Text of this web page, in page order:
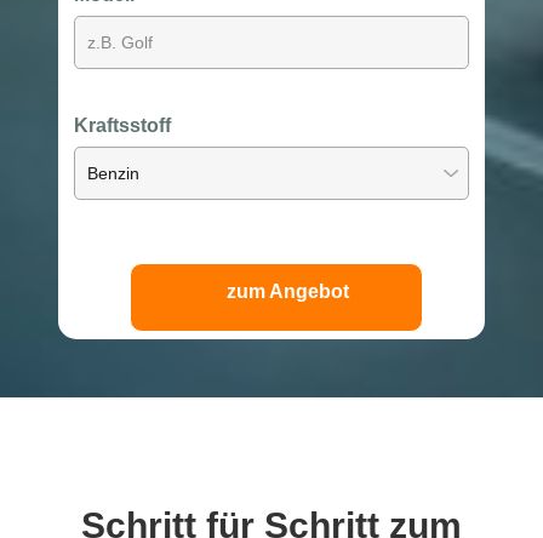
Kraftsstoff
zum Angebot
Schritt für Schritt zum